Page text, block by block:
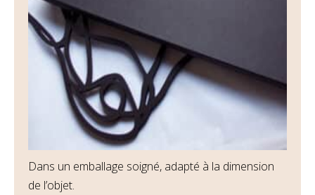
Dans un emballage soigné, adapté à la dimension
de l’objet.